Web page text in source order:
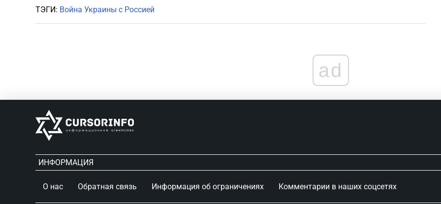
ТЭГИ: Война Украины с Россией
ad
ИНФОРМАЦИЯ
О нас Обратная связь Информация об ограничениях Комментарии в наших соцсетях